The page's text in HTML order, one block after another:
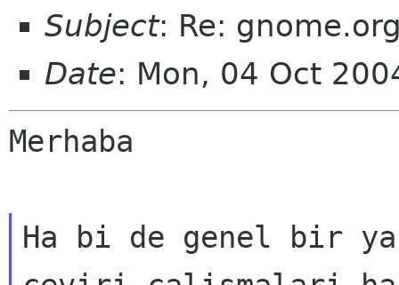
Subject: Re:
Date: Mon, 04 Oct
Merhaba
Ha bi de genel bir